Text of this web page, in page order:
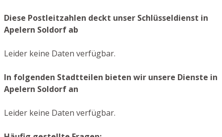
Diese Postleitzahlen deckt unser Schlüsseldienst in
Apelern Soldorf ab
Leider keine Daten verfügbar.
In folgenden Stadtteilen bieten wir unsere Dienste in
Apelern Soldorf an
Leider keine Daten verfügbar.